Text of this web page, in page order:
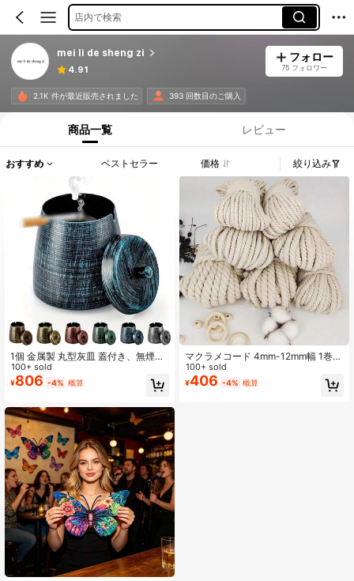
店内で検索
mei li de sheng zi
4.91
フォロー
75 フォロワー
2.1K 件が最近販売されました 393 回数目のご購入
商品一覧 レビュー
おすすめ ベストセラー 価格 絞り込み
1個 金属製 丸型灰皿 蓋付き、無煙、
防風、防灰。屋内外兼用灰皿、自
宅、オフィスデスク、パティオ、バ
ルコニーに最適。喫煙者への最適な
100+ sold
¥806 -4% 概算
マクラメコード 4mm-12mm幅 1巻
パーティー装飾、織物工芸、DIY家庭
用繊維製品、縫製、ジュエリー装
飾、パーティー装飾
100+ sold
¥406 -4% 概算